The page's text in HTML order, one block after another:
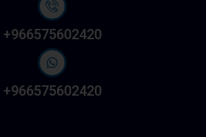
966575602420+
966575602420+